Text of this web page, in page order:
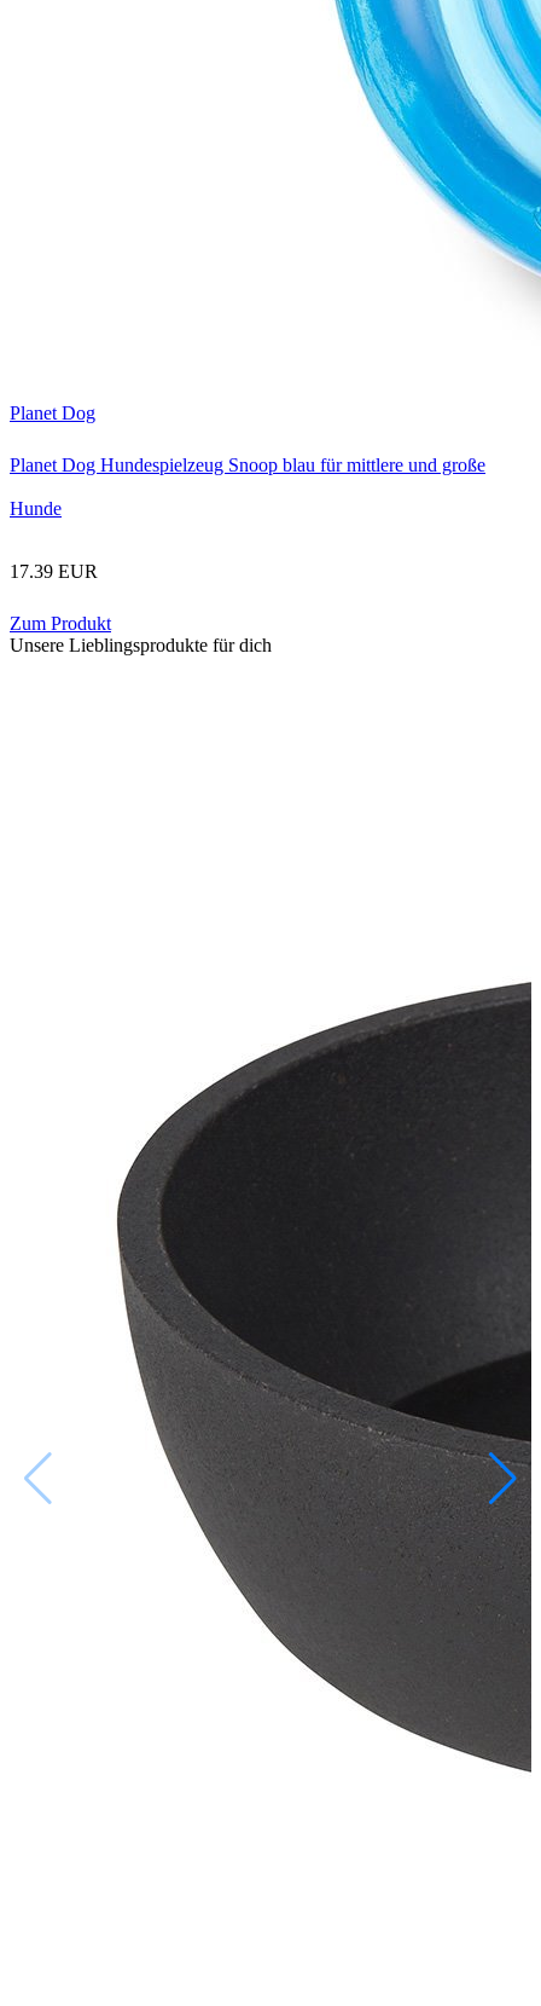
Planet Dog
Planet Dog Hundespielzeug Snoop blau für mittlere und große
Hunde
17.39 EUR
Zum Produkt
Unsere Lieblingsprodukte für dich